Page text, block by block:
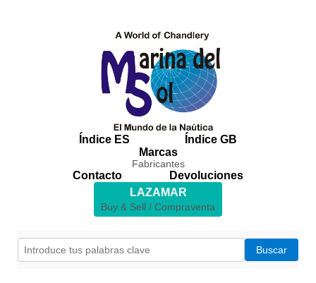
Índice ES
Índice GB
Marcas
Fabricantes
Contacto
Devoluciones
LAZAMAR
Buy & Sell / Compraventa